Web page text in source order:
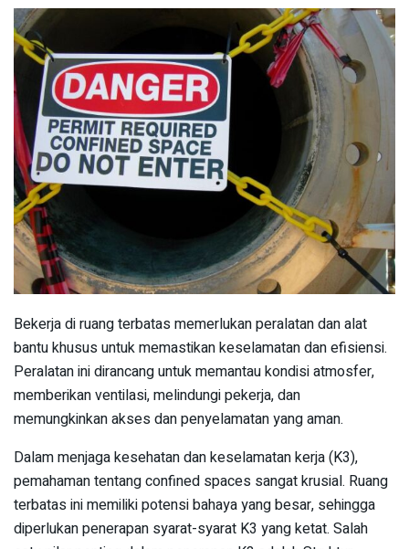
Bekerja di ruang terbatas memerlukan peralatan dan alat
bantu khusus untuk memastikan keselamatan dan efisiensi.
Peralatan ini dirancang untuk memantau kondisi atmosfer,
memberikan ventilasi, melindungi pekerja, dan
memungkinkan akses dan penyelamatan yang aman.
Dalam menjaga kesehatan dan keselamatan kerja (K3),
pemahaman tentang confined spaces sangat krusial. Ruang
terbatas ini memiliki potensi bahaya yang besar, sehingga
diperlukan penerapan syarat-syarat K3 yang ketat. Salah